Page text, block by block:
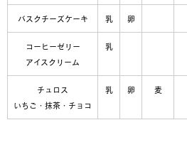
バスクチーズケーキ 乳 卵
コーヒーゼリー
アイスクリーム
乳
チュロス
いちご・抹茶・チョコ
乳 卵 麦